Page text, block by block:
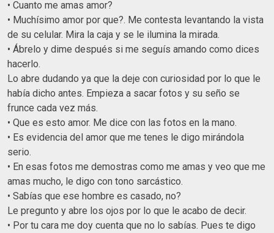
• Cuanto me amas amor?
• Muchísimo amor por que?. Me contesta levantando la vista
de su celular. Mira la caja y se le ilumina la mirada.
• Ábrelo y dime después si me seguís amando como dices
hacerlo.
Lo abre dudando ya que la deje con curiosidad por lo que le
había dicho antes. Empieza a sacar fotos y su seño se
frunce cada vez más.
• Que es esto amor. Me dice con las fotos en la mano.
• Es evidencia del amor que me tenes le digo mirándola
serio.
• En esas fotos me demostras como me amas y veo que me
amas mucho, le digo con tono sarcástico.
• Sabías que ese hombre es casado, no?
Le pregunto y abre los ojos por lo que le acabo de decir.
• Por tu cara me doy cuenta que no lo sabías. Pues te digo